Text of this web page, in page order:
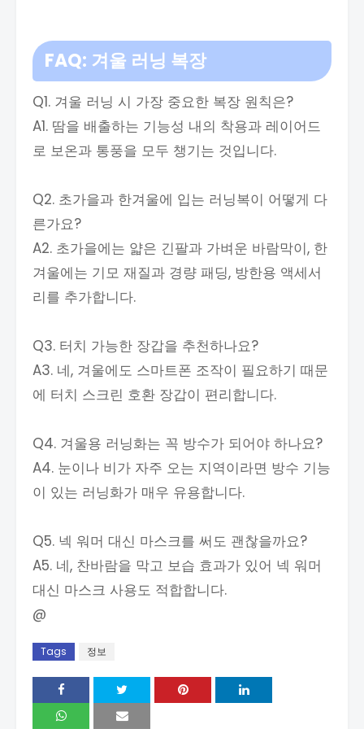
FAQ: 겨울 러닝 복장
Q1. 겨울 러닝 시 가장 중요한 복장 원칙은?
A1. 땀을 배출하는 기능성 내의 착용과 레이어드
로 보온과 통풍을 모두 챙기는 것입니다.
Q2. 초가을과 한겨울에 입는 러닝복이 어떻게 다
른가요?
A2. 초가을에는 얇은 긴팔과 가벼운 바람막이, 한
겨울에는 기모 재질과 경량 패딩, 방한용 액세서
리를 추가합니다.
Q3. 터치 가능한 장갑을 추천하나요?
A3. 네, 겨울에도 스마트폰 조작이 필요하기 때문
에 터치 스크린 호환 장갑이 편리합니다.
Q4. 겨울용 러닝화는 꼭 방수가 되어야 하나요?
A4. 눈이나 비가 자주 오는 지역이라면 방수 기능
이 있는 러닝화가 매우 유용합니다.
Q5. 넥 워머 대신 마스크를 써도 괜찮을까요?
A5. 네, 찬바람을 막고 보습 효과가 있어 넥 워머
대신 마스크 사용도 적합합니다.
@
Tags 정보